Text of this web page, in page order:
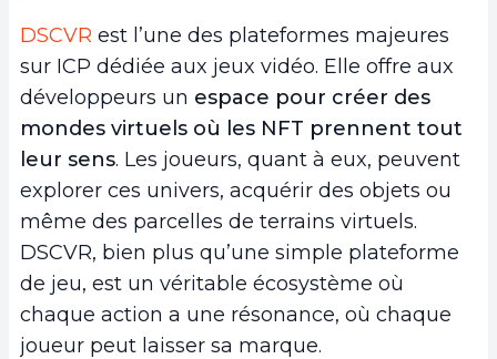
DSCVR est l’une des plateformes majeures
sur ICP dédiée aux jeux vidéo. Elle offre aux
développeurs un espace pour créer des
mondes virtuels où les NFT prennent tout
leur sens. Les joueurs, quant à eux, peuvent
explorer ces univers, acquérir des objets ou
même des parcelles de terrains virtuels.
DSCVR, bien plus qu’une simple plateforme
de jeu, est un véritable écosystème où
chaque action a une résonance, où chaque
joueur peut laisser sa marque.